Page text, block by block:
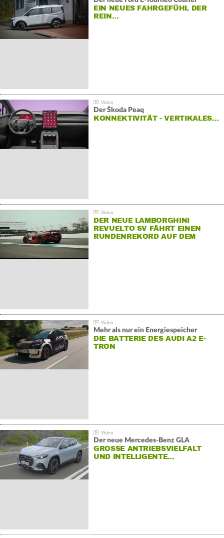
EIN NEUES FAHRGEFÜHL DER
REIN…
Der Škoda Peaq
KONNEKTIVITÄT - VERTIKALES…
DER NEUE LAMBORGHINI
REVUELTO SV FÄHRT EINEN
RUNDENREKORD AUF DEM
Mehr als nur ein Energiespeicher
DIE BATTERIE DES AUDI A2 E-
TRON
Der neue Mercedes-Benz GLA
GROSSE ANTRIEBSVIELFALT U
ND INTELLIGENTE…